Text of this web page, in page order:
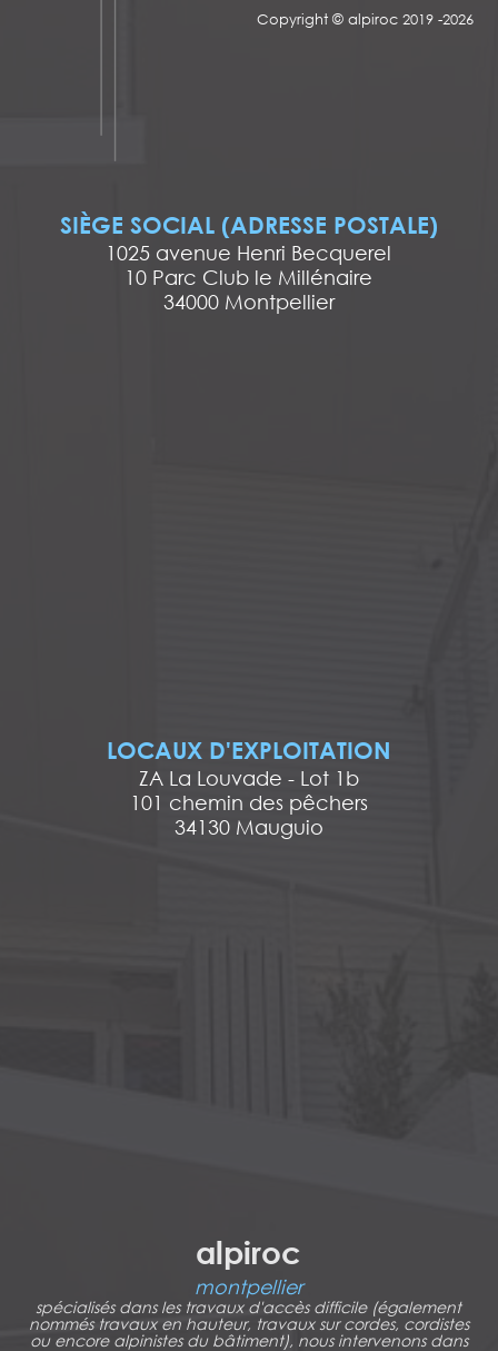
Copyright ©alpiroc 2019 -2026
SIÈGE SOCIAL (ADRESSE POSTALE)
1025 avenue Henri Becquerel
10 Parc Club le Millénaire
34000 Montpellier
LOCAUX D'EXPLOITATION
ZA La Louvade - Lot 1b
101 chemin des pêchers
34130 Mauguio
alpiroc
montpellier
spécialisés dans les travaux d'accès difficile (également
nommés travaux en hauteur, travaux sur cordes, cordistes
ou encore alpinistes du bâtiment), nous intervenons dans